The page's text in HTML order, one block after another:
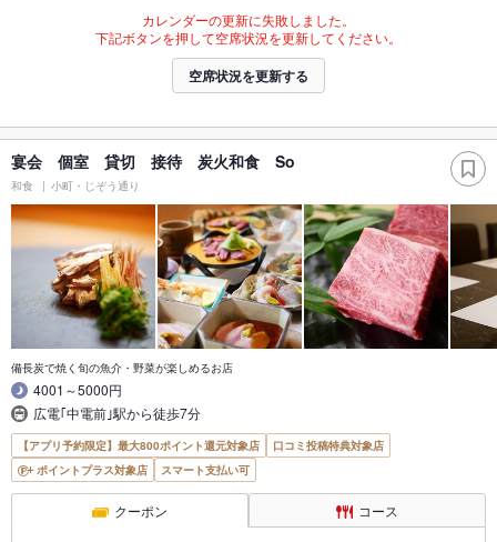
カレンダーの更新に失敗しました。
下記ボタンを押して空席状況を更新してください。
空席状況を更新する
宴会 個室 貸切 接待 炭火和食 So
和食 小町・じぞう通り
備長炭で焼く旬の魚介・野菜が楽しめるお店
4001～5000円
広電｢中電前｣駅から徒歩7分
【アプリ予約限定】最大800ポイント還元対象店
口コミ投稿特典対象店
ポイントプラス対象店
スマート支払い可
クーポン コース